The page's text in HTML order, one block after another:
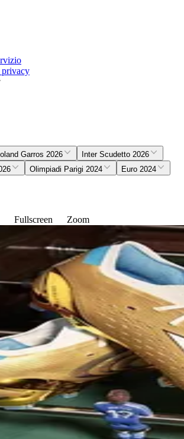
Garros 2026
Inter Scudetto 2026
Olimpiadi Parigi 2024 Euro 2024
Fullscreen Zoom